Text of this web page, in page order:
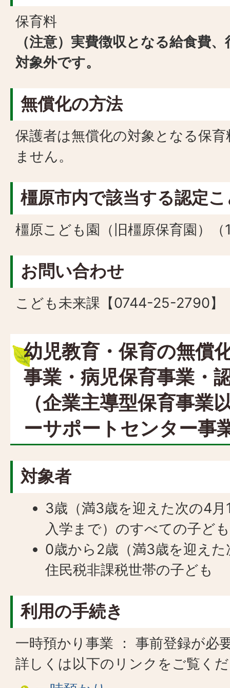
保育料
（注意）実費徴収となる給食費
対象外です。
無償化の方法
保護者は無償化の対象となる保
ません。
橿原市内で該当する認定
橿原こども園（旧橿原保育園）（
お問い合わせ
こども未来課【0744-25-2790】
幼児教育・保育の無償
事業・病児保育事業・
（企業主導型保育事業
ーサポートセンター事
対象者
3歳（満3歳を迎えた次の4
入学まで）のすべての子ども
0歳から2歳（満3歳を迎え
住民税非課税世帯の子ども
利用の手続き
一時預かり事業 ： 事前登録が必
詳しくは以下のリンクをご覧く